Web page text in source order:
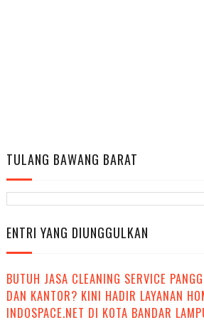
TULANG BAWANG BARAT
ENTRI YANG DIUNGGULKAN
BUTUH JASA CLEANING SERVICE
DAN KANTOR? KINI HADIR LAYANAN
INDOSPACE.NET DI KOTA BANDAR